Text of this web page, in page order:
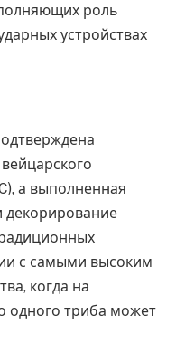
роль
устройствах
а выполненная
декорирование
с самыми высоким
когда на
одного триба может